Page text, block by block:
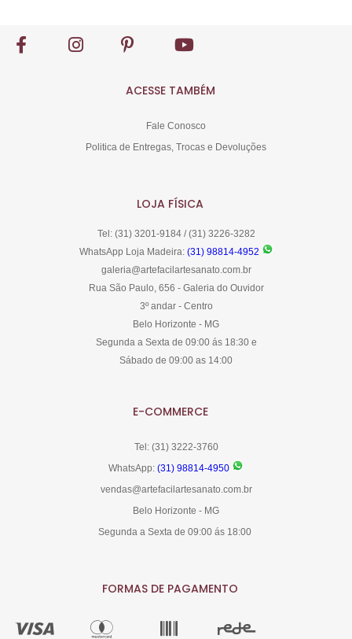
ACESSE TAMBÉM
Fale Conosco
Politica de Entregas, Trocas e Devoluções
LOJA FÍSICA
Tel: (31) 3201-9184 / (31) 3226-3282
WhatsApp Loja Madeira: (31) 98814-4952
galeria@artefacilartesanato.com.br
Rua São Paulo, 656 - Galeria do Ouvidor
3º andar - Centro
Belo Horizonte - MG
Segunda a Sexta de 09:00 ás 18:30 e
Sábado de 09:00 as 14:00
E-COMMERCE
Tel: (31) 3222-3760
WhatsApp: (31) 98814-4950
vendas@artefacilartesanato.com.br
Belo Horizonte - MG
Segunda a Sexta de 09:00 ás 18:00
FORMAS DE PAGAMENTO